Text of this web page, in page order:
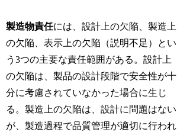
製造物責任には、設計上の欠陥、製造上
の欠陥、表示上の欠陥（説明不足）とい
う3つの主要な責任範囲がある。設計上
の欠陥は、製品の設計段階で安全性が十
分に考慮されていなかった場合に生じ
る。製造上の欠陥は、設計に問題はない
が、製造過程で品質管理が適切に行われ